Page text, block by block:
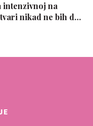
intenzivnoj na
nikad ne bih d…